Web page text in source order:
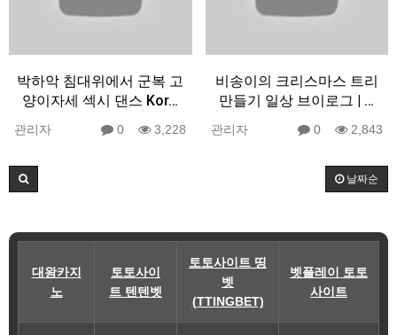
박하악 침대위에서 군복 고
양이자세 섹시 댄스 Kor…
관리자 0 3,228
비송이의 크리스마스 트리
만들기 일상 브이로그 | …
관리자 0 2,843
날짜순
대왕카지
노
토토사이
트 텐텐벳
토토사이트 띵
벳
(TTINGBET)
벳플레이 토토
사이트